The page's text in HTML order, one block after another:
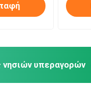
νησιών υπεραγορών